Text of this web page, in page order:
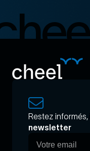
Restez informés,
newsletter